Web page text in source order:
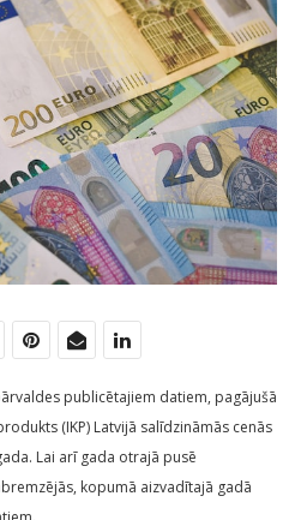
publicētajiem datiem, pagājušā
(IKP) Latvijā salīdzināmās cenās
Lai arī gada otrajā pusē
kopumā aizvadītajā gadā